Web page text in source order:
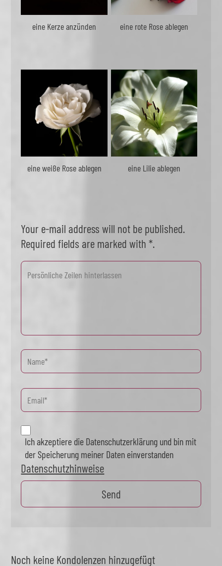
eine Kerze anzünden eine rote Rose ablegen
eine weiße Rose ablegen eine Lilie ablegen
Your e-mail address will not be published.
Required fields are marked with *.
Ich akzeptiere die Datenschutzerklärung und bin mit
der Speicherung meiner Daten einverstanden
Datenschutzhinweise
Noch keine Kondolenzen hinzugefügt